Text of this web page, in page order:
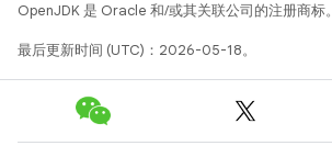
OpenJDK 是 Oracle 和/或其关联公司的注册商标。
最后更新时间 (UTC)：2026-05-18。